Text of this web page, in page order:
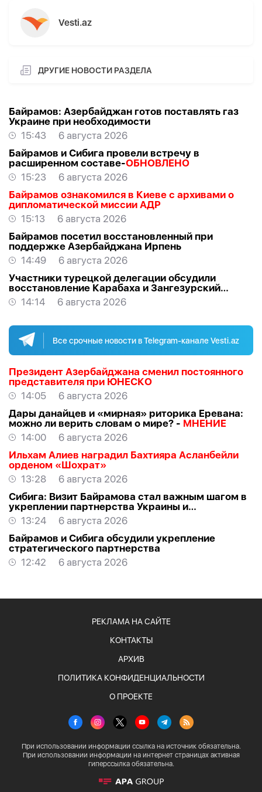
Vesti.az
ДРУГИЕ НОВОСТИ РАЗДЕЛА
Байрамов: Азербайджан готов поставлять газ
Украине при необходимости
15:43
6 августа 2026
Байрамов и Сибига провели встречу в
расширенном составе-ОБНОВЛЕНО
15:23
6 августа 2026
Байрамов ознакомился в Киеве с архивами о
дипломатической миссии АДР
15:13
6 августа 2026
Байрамов посетил восстановленный при
поддержке Азербайджана Ирпень
14:49
6 августа 2026
Участники турецкой делегации обсудили
восстановление Карабаха и Зангезурский
коридор
14:14 6 августа 2026
Все срочные новости в Telegram-канале Vesti.az
Президент Азербайджана сменил постоянного
представителя при ЮНЕСКО
14:05
6 августа 2026
Дары данайцев и «мирная» риторика Еревана:
можно ли верить словам о мире? - МНЕНИЕ
14:00
6 августа 2026
Ильхам Алиев наградил Бахтияра Асланбейли
орденом «Шохрат»
13:28
6 августа 2026
Сибига: Визит Байрамова стал важным шагом в
укреплении партнерства Украины и
Азербайджана
13:24
6 августа 2026
Байрамов и Сибига обсудили укрепление
стратегического партнерства
12:42
6 августа 2026
РЕКЛАМА НА САЙТЕ
КОНТАКТЫ
АРХИВ
ПОЛИТИКА КОНФИДЕНЦИАЛЬНОСТИ
О ПРОЕКТЕ
При использовании информации ссылка на источник обязательна.
При использовании информации на интернет страницах активная
гиперссылка обязательна.